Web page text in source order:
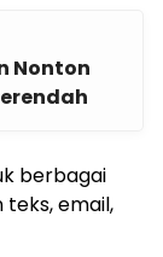
Nonton
berbagai
teks, email,